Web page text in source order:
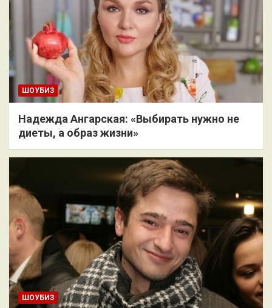
ШОУБИЗ
Надежда Ангарская: «Выбирать нужно не
диеты, а образ жизни»
ШОУБИЗ